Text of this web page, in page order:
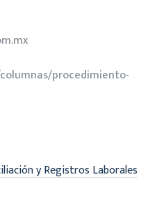
procedimiento-
y Registros Laborales